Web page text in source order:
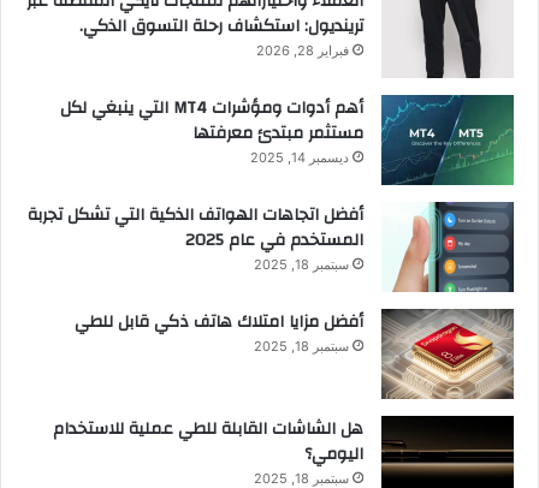
ترينديول: استكشاف رحلة التسوق الذكي.
فبراير 28, 2026
أهم أدوات ومؤشرات MT4 التي ينبغي لكل
مستثمر مبتدئ معرفتها
ديسمبر 14, 2025
أفضل اتجاهات الهواتف الذكية التي تشكل تجربة
المستخدم في عام 2025
سبتمبر 18, 2025
أفضل مزايا امتلاك هاتف ذكي قابل للطي
سبتمبر 18, 2025
هل الشاشات القابلة للطي عملية للاستخدام
اليومي؟
سبتمبر 18, 2025